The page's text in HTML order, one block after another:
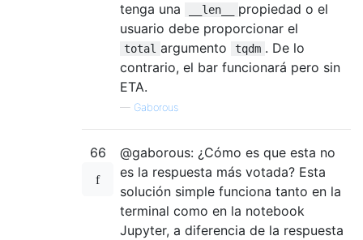
tenga una
__len__
propiedad o el
usuario debe proporcionar el
total argumento tqdm . De lo
contrario, el bar funcionará pero sin
ETA.
— Gaborous
66
@gaborous: ¿Cómo es que esta no
es la respuesta más votada? Esta
solución simple funciona tanto en la
terminal como en la notebook
Jupyter, a diferencia de la respuesta